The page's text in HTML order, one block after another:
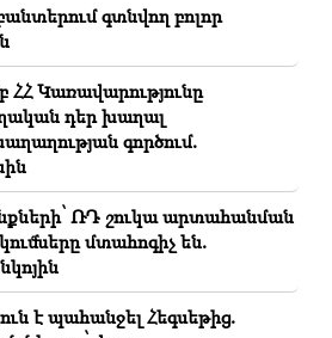
երթուղիներում
եղել
կյանքն է․ Վարդանյանը՝
(տեսանյութ)
են լռեցնել, քանի որ ԱԺ-ում
Էդգար Ղազարյան
գտնվող բոլոր
ՀՀ Կառավարությունը
դեր խաղալ
գործում.
ՌԴ շուկա արտահանման
մտահոգիչ են.
է պահանջել Հեգսեթից.